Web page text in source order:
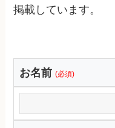
掲載しています。
お名前 (必須)